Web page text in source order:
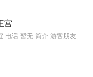
宫